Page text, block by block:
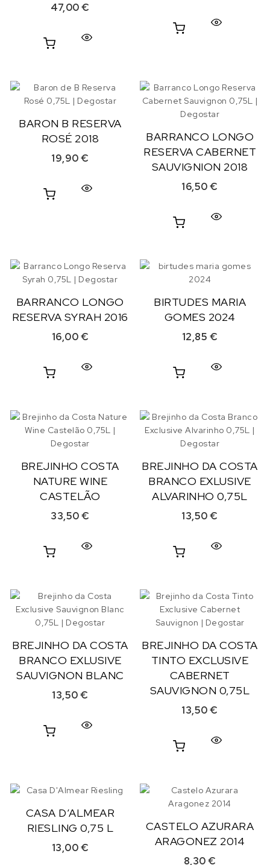
47,00€
BARON B RESERVA
ROSÉ 2018
19,90€
BARRANCO LONGO
RESERVA CABERNET
SAUVIGNION 2018
16,50€
BARRANCO LONGO
RESERVA SYRAH 2016
16,00€
BIRTUDES MARIA
GOMES 2024
12,85 €
BREJINHO COSTA
NATURE WINE
CASTELÃO
33,50€
BREJINHO DA COSTA
BRANCO EXLUSIVE
ALVARINHO 0,75L
13,50€
BREJINHO DA COSTA
BRANCO EXLUSIVE
SAUVIGNON BLANC
13,50€
BREJINHO DA COSTA
TINTO EXCLUSIVE
CABERNET
SAUVIGNON 0,75L
13,50€
CASA D’ALMEAR
RIESLING 0,75 L
13,00€
CASTELO AZURARA
ARAGONEZ 2014
8,30€